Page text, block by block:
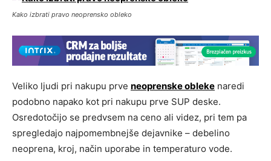
Kako izbrati pravo neoprensko obleko
Veliko ljudi pri nakupu prve neoprenske obleke naredi
podobno napako kot pri nakupu prve SUP deske.
Osredotočijo se predvsem na ceno ali videz, pri tem pa
spregledajo najpomembnejše dejavnike – debelino
neoprena, kroj, način uporabe in temperaturo vode.